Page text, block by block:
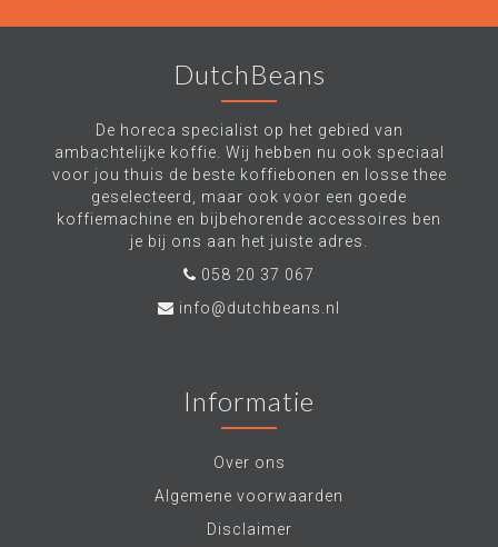
DutchBeans
De horeca specialist op het gebied van
ambachtelijke koffie. Wij hebben nu ook speciaal
voor jou thuis de beste koffiebonen en losse thee
geselecteerd, maar ook voor een goede
koffiemachine en bijbehorende accessoires ben
je bij ons aan het juiste adres.
058 20 37 067
info@dutchbeans.nl
Informatie
Over ons
Algemene voorwaarden
Disclaimer